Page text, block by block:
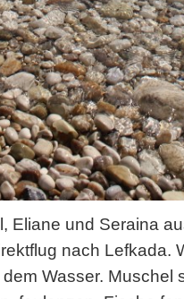
Eliane und Seraina
nach Lefkada.
Wasser. Muschel